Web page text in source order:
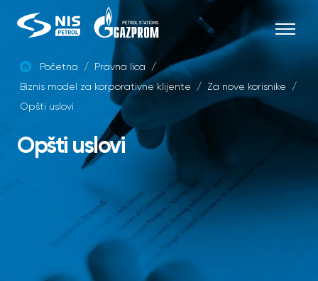
SRB
content
Početna / Pravna lica
/
Biznis model za korporativne klijente
/ Za nove korisnike
/
Opšti uslovi
Opšti uslovi